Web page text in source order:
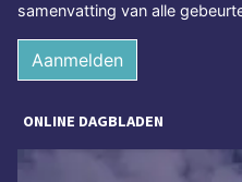
samenvatting van alle
Aanmelden
ONLINE DAGBLADEN